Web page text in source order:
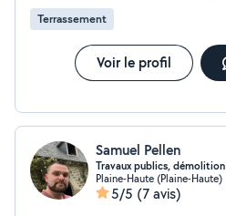
Terrassement
Voir le profil
Samuel Pellen
Travaux publics, démolition
Plaine-Haute (Plaine-Haute)
5/5 (7 avis)